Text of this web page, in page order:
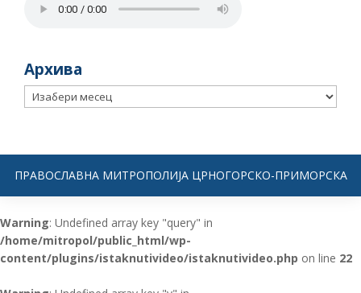
Архива
Архива
ПРАВОСЛАВНА МИТРОПОЛИЈА ЦРНОГОРСКО-ПРИМОРСКА
Warning: Undefined array key "query" in
/home/mitropol/public_html/wp-
content/plugins/istaknutivideo/istaknutivideo.php on line 22